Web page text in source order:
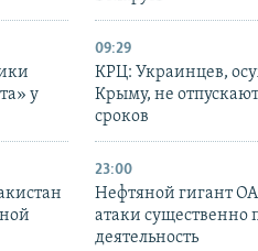
у
09:29
КРЦ: Украинцев,
Крыму, не
сроков
23:00
Нефтяной гигант
атаки существенно
деятельность